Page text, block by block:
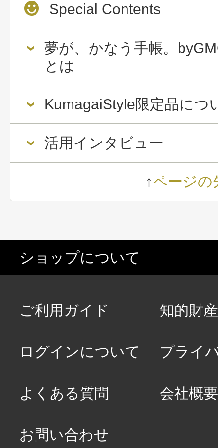
Special Contents
夢が、かなう手帳。
とは
KumagaiStyle限定品につ
活用インタビュー
↑ページの
ショップについて
ご利用ガイド
ログインについて
よくある質問
お問い合わせ
知的財産
プライ
会社概要